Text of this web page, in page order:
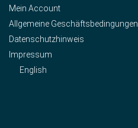
Mein Account
Allgemeine Geschäftsbedingungen
Datenschutzhinweis
Impressum
English